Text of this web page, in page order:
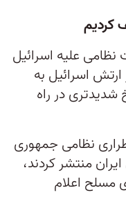
کردیم
علیه اسرائیل
ارتش اسرائیل به
شدیدتری در راه
نظامی جمهوری
منتشر کردند،
مسلح اعلام